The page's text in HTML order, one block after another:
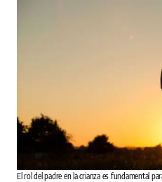
El rol del padre en la crianza es fundamental